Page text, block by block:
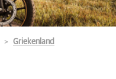
Griekenland